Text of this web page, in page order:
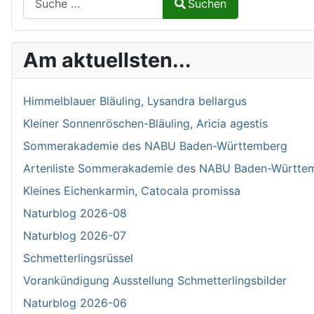
Type 2 or more characters for results.
Suchen
Am aktuellsten...
Himmelblauer Bläuling, Lysandra bellargus
Kleiner Sonnenröschen-Bläuling, Aricia agestis
Sommerakademie des NABU Baden-Württemberg
Artenliste Sommerakademie des NABU Baden-
Kleines Eichenkarmin, Catocala promissa
Naturblog 2026-08
Naturblog 2026-07
Schmetterlingsrüssel
Vorankündigung Ausstellung Schmetterlingsbilder
Naturblog 2026-06